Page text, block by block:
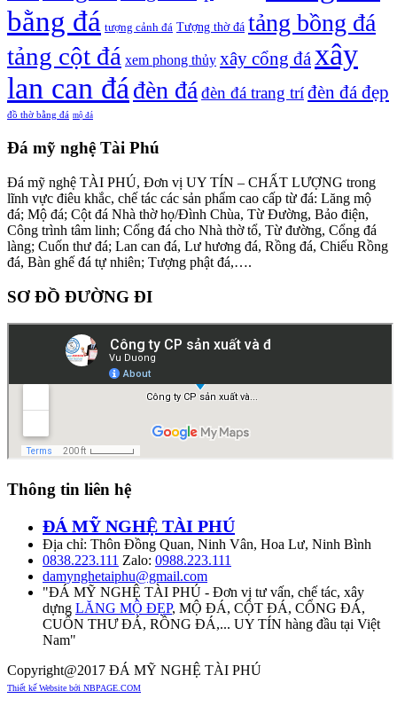
bằng đá tượng cảnh đá Tượng thờ đá tảng bồng đá
tảng cột đá xem phong thủy xây cổng đáxây
lan can đá đèn đáđèn đá trang tríđèn đá đẹp
đồ thờ bằng đá mộ đá
Đá mỹ nghệ Tài Phú
Đá mỹ nghệ TÀI PHÚ, Đơn vị UY TÍN – CHẤT LƯỢNG trong
lĩnh vực điêu khắc, chế tác các sản phẩm cao cấp từ đá: Lăng mộ
đá; Mộ đá; Cột đá Nhà thờ họ/Đình Chùa, Từ Đường, Bảo điện,
Công trình tâm linh; Cổng đá cho Nhà thờ tổ, Từ đường, Cổng đá
làng; Cuốn thư đá; Lan can đá, Lư hương đá, Rồng đá, Chiếu Rồng
đá, Bàn ghế đá tự nhiên; Tượng phật đá,….
SƠ ĐỒ ĐƯỜNG ĐI
Thông tin liên hệ
ĐÁ MỸ NGHỆ TÀI PHÚ
Địa chỉ: Thôn Đồng Quan, Ninh Vân, Hoa Lư, Ninh Bình
0838.223.111 Zalo: 0988.223.111
damynghetaiphu@gmail.com
"ĐÁ MỸ NGHỆ TÀI PHÚ - Đơn vị tư vấn, chế tác, xây
dựng LĂNG MỘ ĐẸP, MỘ ĐÁ, CỘT ĐÁ, CỔNG ĐÁ,
CUỐN THƯ ĐÁ, RỒNG ĐÁ,... UY TÍN hàng đầu tại Việt
Nam"
Copyright@2017 ĐÁ MỸ NGHỆ TÀI PHÚ
Thiết kế Website bởi NBPAGE.COM